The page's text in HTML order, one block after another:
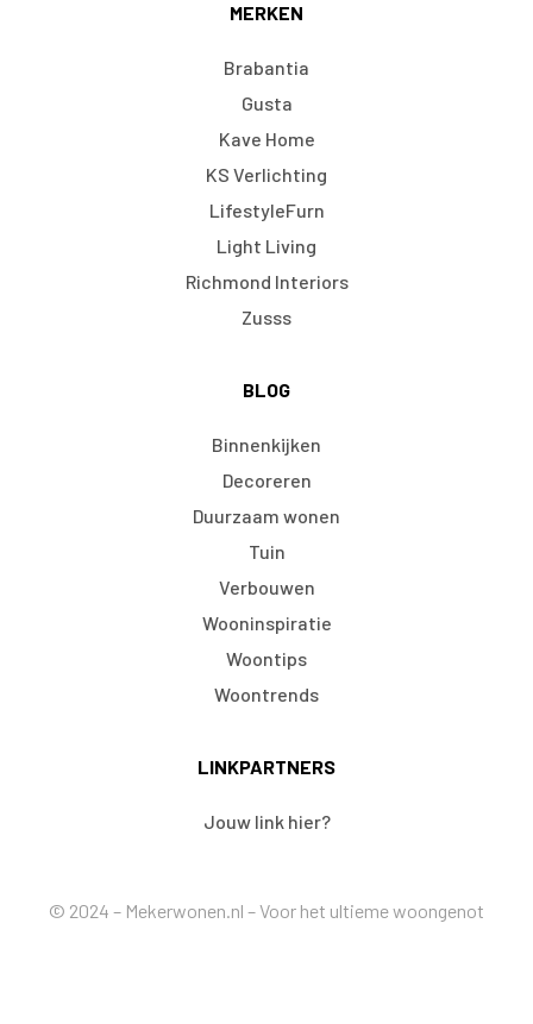
MERKEN
Brabantia
Gusta
Kave Home
KS Verlichting
LifestyleFurn
Light Living
Richmond Interiors
Zusss
BLOG
Binnenkijken
Decoreren
Duurzaam wonen
Tuin
Verbouwen
Wooninspiratie
Woontips
Woontrends
LINKPARTNERS
Jouw link hier?
© 2024 – Mekerwonen.nl – Voor het ultieme woongenot